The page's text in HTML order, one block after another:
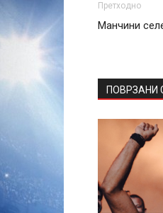
Претходно
Манчини
ПОВРЗАНИ